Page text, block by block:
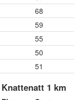
68
59
55
50
51
Knattenatt 1 km